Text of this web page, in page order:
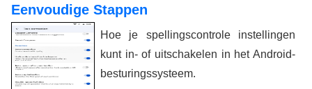
Eenvoudige Stappen
Hoe je spellingscontrole instellingen
kunt in- of uitschakelen in het Android-
besturingssysteem.